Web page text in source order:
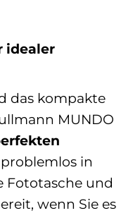
idealer
das kompakte
MUNDO
problemlos in
Fototasche und
wenn Sie es